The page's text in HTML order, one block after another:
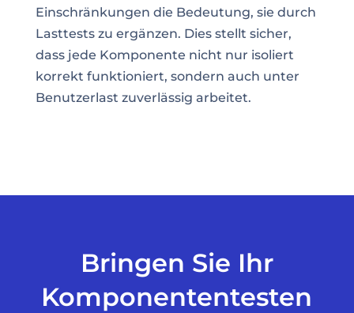
Einschränkungen die Bedeutung, sie durch
Lasttests zu ergänzen. Dies stellt sicher,
dass jede Komponente nicht nur isoliert
korrekt funktioniert, sondern auch unter
Benutzerlast zuverlässig arbeitet.
Bringen Sie Ihr
Komponententesten